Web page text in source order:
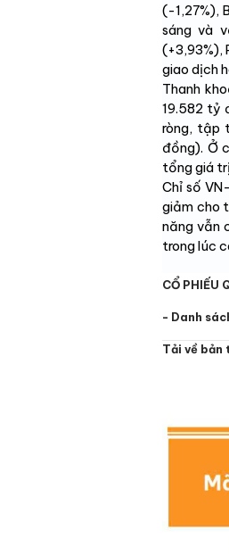
(-1,27%),
sáng và
(+3,93%),
giao dịch
Thanh
19.582 tỷ
ròng, tập
đồng). Ở
tổng giá
Chỉ số
giảm cho
năng vẫn
trong lúc
CỔ PHIẾU
- Danh
Tải về bản